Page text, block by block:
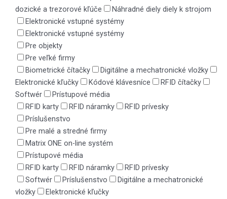
dozické a trezorové kľúče
Náhradné diely diely k strojom
Elektronické vstupné systémy
Elektronické vstupné systémy
Pre objekty
Pre veľké firmy
Biometrické čítačky
Digitálne a mechatronické vložky
Elektronické kľučky
Kódové klávesníce
RFID čítačky
Softwér
Prístupové média
RFID karty
RFID náramky
RFID prívesky
Príslušenstvo
Pre malé a stredné firmy
Matrix ONE on-line systém
Prístupové média
RFID karty
RFID náramky
RFID prívesky
Softwér
Príslušenstvo
Digitálne a mechatronické
vložky
Elektronické kľučky